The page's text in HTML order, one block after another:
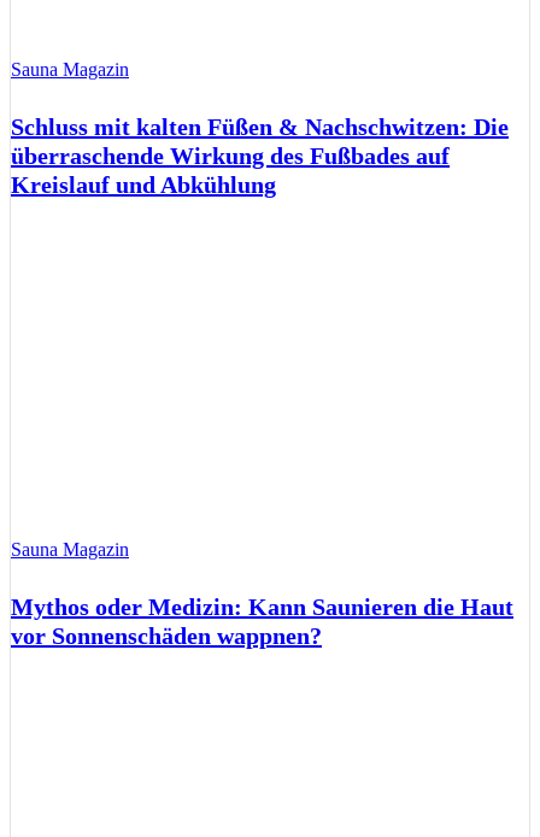
Sauna Magazin
Schluss mit kalten Füßen & Nachschwitzen: Die
überraschende Wirkung des Fußbades auf
Kreislauf und Abkühlung
Sauna Magazin
Mythos oder Medizin: Kann Saunieren die Haut
vor Sonnenschäden wappnen?